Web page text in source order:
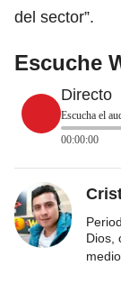
del sector”.
Escuche
Directo
Escucha el
00:00:00
Dios,